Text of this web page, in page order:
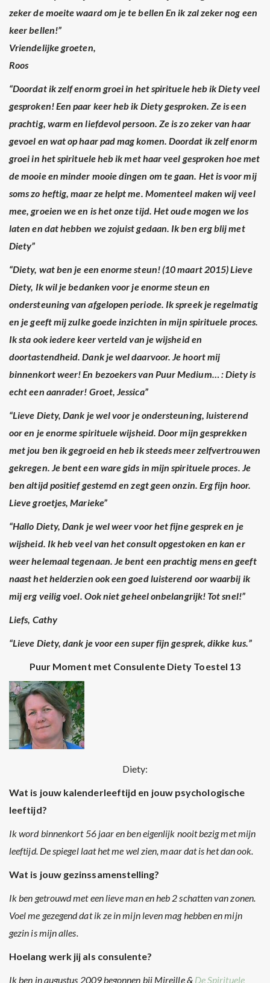
zeker de moeite waard om je te bellen En ik zal zeker nog een
keer bellen!”
Vriendelijke groeten,
Roos
“Doordat ik zelf enorm groei in het spirituele heb ik Diety veel
gesproken! Een paar keer heb ik Diety gesproken. Ze is een
prachtig, warm en liefdevol persoon. Ze is zo zeker van haar
gevoel en wat op haar pad mag komen. Doordat ik zelf enorm
groei in het spirituele heb ik met haar veel gesproken hoe met
de mooie en minder mooie dingen om te gaan. Het is voor mij
soms zo heftig, maar ze helpt me. Momenteel maken wij veel
mee, groeien we en is het onze tijd. Het oude mogen we los
laten en dat hebben we zojuist gedaan. Ik ben erg blij met
Diety”
“Diety, wat ben je een enorme steun! (10 maart 2015) Lieve
Diety, Ik wil je bedanken voor je enorme steun en
ondersteuning van afgelopen periode. Ik spreek je regelmatig
en je geeft mij zulke goede inzichten in mijn spirituele proces.
Ik sta ook iedere keer verteld van je wijsheid en
doortastendheid. Dank je wel daarvoor. Je hoort mij
binnenkort weer! En bezoekers van Puur Medium… : Diety is
echt een aanrader! Groet, Jessica”
“Lieve Diety, Dank je wel voor je ondersteuning, luisterend
oor en je enorme spirituele wijsheid. Door mijn gesprekken
met jou ben ik gegroeid en heb ik steeds meer zelfvertrouwen
gekregen. Je bent een ware gids in mijn spirituele proces. Je
ben altijd positief gestemd en zegt geen onzin. Erg fijn hoor.
Lieve groetjes, Marieke”
“Hallo Diety, Dank je wel weer voor het fijne gesprek en je
wijsheid. Ik heb veel van het consult opgestoken en kan er
weer helemaal tegenaan. Je bent een prachtig mens en geeft
naast het helderzien ook een goed luisterend oor waarbij ik
mij erg veilig voel. Ook niet geheel onbelangrijk! Tot snel!”
Liefs, Cathy
“Lieve Diety, dank je voor een super fijn gesprek, dikke kus.”
Puur Moment met Consulente Diety Toestel 13
Diety:
Wat is jouw kalenderleeftijd en jouw psychologische
leeftijd?
Ik word binnenkort 56 jaar en ben eigenlijk nooit bezig met mijn
leeftijd. De spiegel laat het me wel zien, maar dat is het dan ook.
Wat is jouw gezinssamenstelling?
Ik ben getrouwd met een lieve man en heb 2 schatten van zonen.
Voel me gezegend dat ik ze in mijn leven mag hebben en mijn
gezin is mijn alles.
Hoelang werk jij als consulente?
Ik ben in augustus 2009 begonnen bij Mireille & De Spirituele